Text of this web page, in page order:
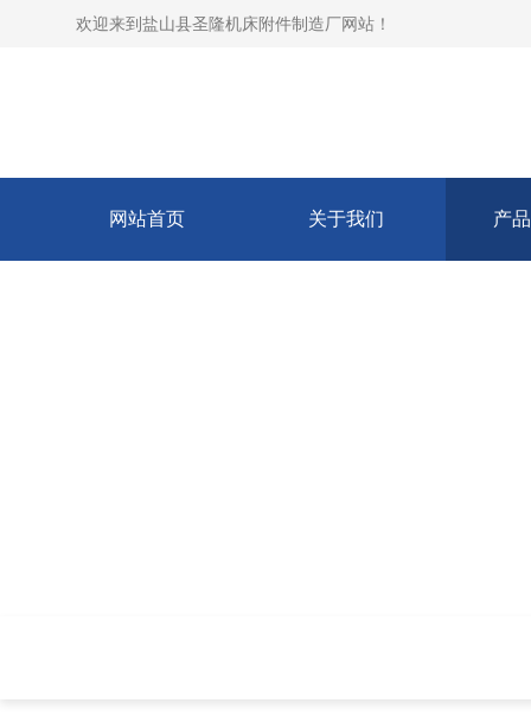
欢迎来到 盐山县圣隆机床附件制造厂网站 ！
网站首页 关于我们 产